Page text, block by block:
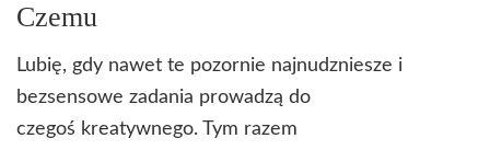
Czemu
Lubię, gdy nawet te pozornie najnudzniesze i
bezsensowe zadania prowadzą do
czegoś kreatywnego. Tym razem